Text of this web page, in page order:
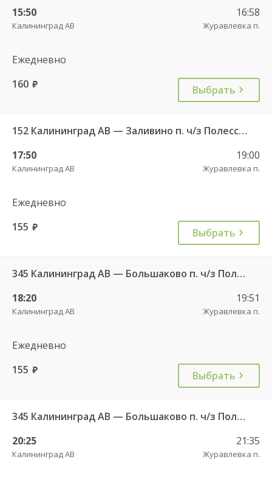
15:50
Калининград АВ
16:58
Журавлевка п.
Ежедневно
160 руб. Выбрать
152 Калининград АВ — Заливино п. ч/з Полесск г.
17:50
Калининград АВ
19:00
Журавлевка п.
Ежедневно
155 руб. Выбрать
345 Калининград АВ — Большаково п. ч/з Полесск г.
18:20
Калининград АВ
19:51
Журавлевка п.
Ежедневно
155 руб. Выбрать
345 Калининград АВ — Большаково п. ч/з Полесск г.
20:25
Калининград АВ
21:35
Журавлевка п.